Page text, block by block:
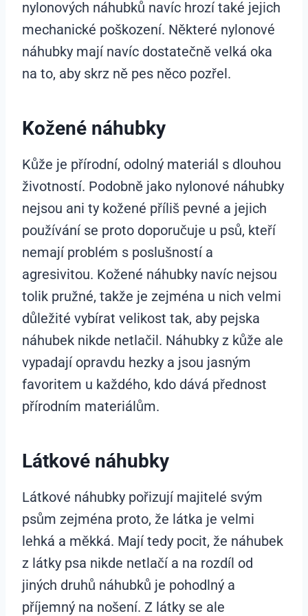
nylonových náhubků navíc hrozí také jejich
mechanické poškození. Některé nylonové
náhubky mají navíc dostatečně velká oka
na to, aby skrz ně pes něco pozřel.
Kožené náhubky
Kůže je přírodní, odolný materiál s dlouhou
životností. Podobně jako nylonové náhubky
nejsou ani ty kožené příliš pevné a jejich
používání se proto doporučuje u psů, kteří
nemají problém s poslušností a
agresivitou. Kožené náhubky navíc nejsou
tolik pružné, takže je zejména u nich velmi
důležité vybírat velikost tak, aby pejska
náhubek nikde netlačil. Náhubky z kůže ale
vypadají opravdu hezky a jsou jasným
favoritem u každého, kdo dává přednost
přírodním materiálům.
Látkové náhubky
Látkové náhubky pořizují majitelé svým
psům zejména proto, že látka je velmi
lehká a měkká. Mají tedy pocit, že náhubek
z látky psa nikde netlačí a na rozdíl od
jiných druhů náhubků je pohodlný a
příjemný na nošení. Z látky se ale